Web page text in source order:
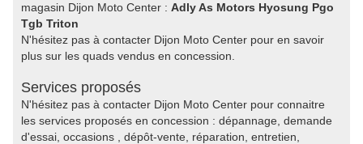
magasin Dijon Moto Center : Adly As Motors Hyosung Pgo
Tgb Triton
N'hésitez pas à contacter Dijon Moto Center pour en savoir
plus sur les quads vendus en concession.
Services proposés
N'hésitez pas à contacter Dijon Moto Center pour connaitre
les services proposés en concession : dépannage, demande
d'essai, occasions , dépôt-vente, réparation, entretien,